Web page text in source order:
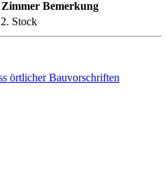
Zimmer Bemerkung
2. Stock
örtlicher Bauvorschriften